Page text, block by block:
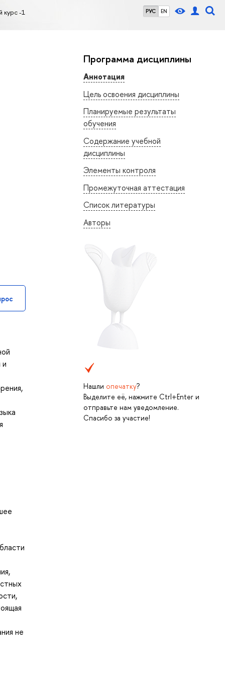
РУС EN
курс -1
Программа дисциплины
Аннотация
Цель освоения дисциплины
Планируемые результаты
обучения
Содержание учебной
дисциплины
Элементы контроля
Промежуточная аттестация
Список литературы
Авторы
Нашли опечатку?
Выделите её, нажмите Ctrl+Enter и
отправьте нам уведомление.
Спасибо за участие!
и
не